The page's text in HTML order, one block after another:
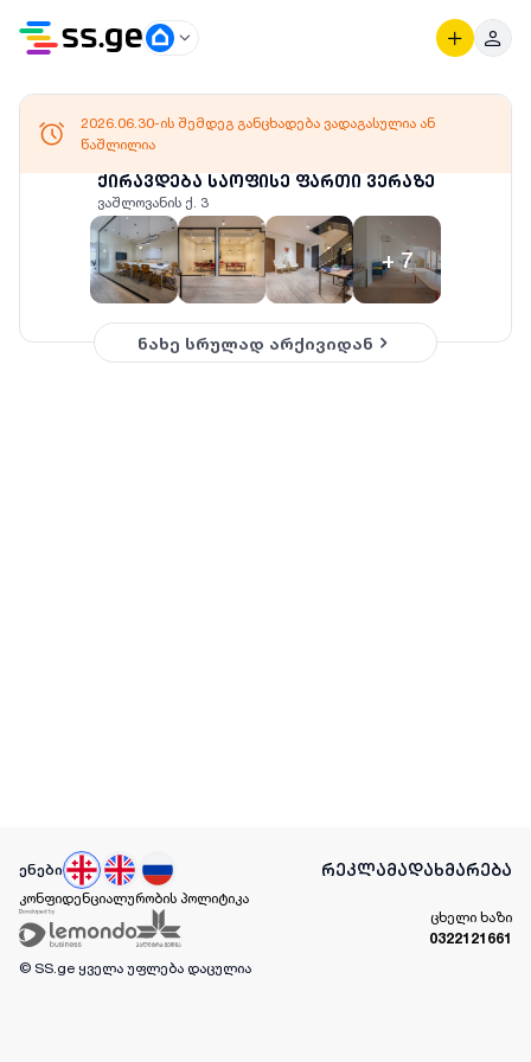
ქირავდება საოფისე ფართი ვერაზე
ვაშლოვანის ქ. 3
+7
2026.06.30-ის შემდეგ განცხადება ვადაგასულია ან
წაშლილია
ნახე სრულად არქივიდან
ენები რეკლამადახმარება
კონფიდენციალურობის პოლიტიკა
ცხელი ხაზი
0322121661
© SS.ge ყველა უფლება დაცულია